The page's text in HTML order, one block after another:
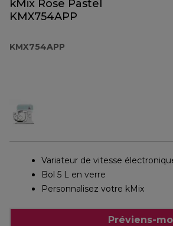
kMix Rose Pastel
KMX754APP
KMX754APP
Variateur de vitesse
Bol 5 L en verre
Personnalisez votre kMix
Préviens-